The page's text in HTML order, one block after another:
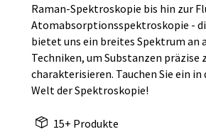
Raman-Spektroskopie bis hin zur
Atomabsorptionsspektroskopie -
bietet uns ein breites Spektrum an
Techniken, um Substanzen präzise
charakterisieren. Tauchen Sie ein
Welt der Spektroskopie!
15+ Produkte